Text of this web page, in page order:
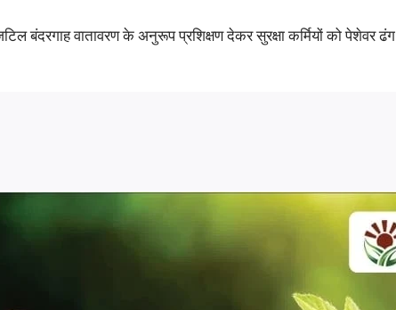
वातावरण के अनुरूप प्रशिक्षण देकर सुरक्षा कर्मियों को पेशेवर ढंग